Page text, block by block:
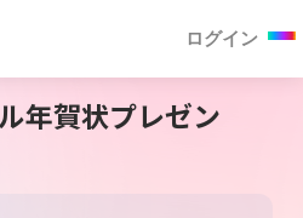
ログイン
年賀状プレゼン